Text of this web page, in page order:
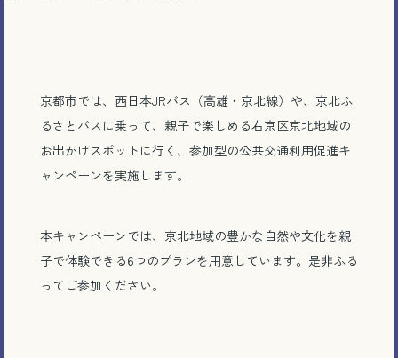
京都市では、西日本JRバス（高雄・京北線）や、京北ふ
るさとバスに乗って、親子で楽しめる右京区京北地域の
お出かけスポットに行く、参加型の公共交通利用促進キ
ャンペーンを実施します。
本キャンペーンでは、京北地域の豊かな自然や文化を親
子で体験できる6つのプランを用意しています。是非ふる
ってご参加ください。